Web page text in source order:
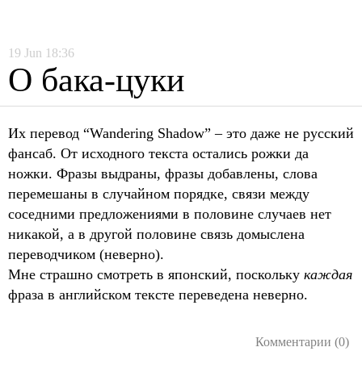
19 Jun 18:36
О бака-цуки
Их перевод “Wandering Shadow” – это даже не русский
фансаб. От исходного текста остались рожки да
ножки. Фразы выдраны, фразы добавлены, слова
перемешаны в случайном порядке, связи между
соседними предложениями в половине случаев нет
никакой, а в другой половине связь домыслена
переводчиком (неверно).
Мне страшно смотреть в японский, поскольку каждая
фраза в английском тексте переведена неверно.
Комментарии (0)